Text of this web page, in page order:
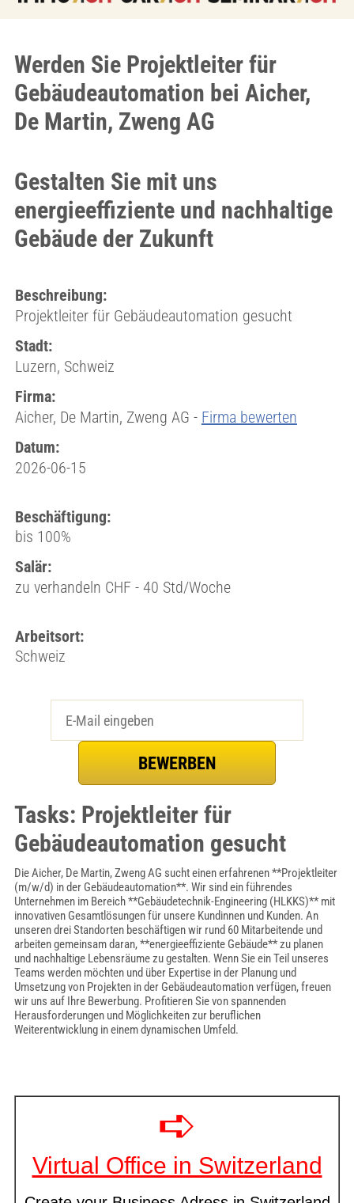
Werden Sie Projektleiter für
Gebäudeautomation bei Aicher,
De Martin, Zweng AG
Gestalten Sie mit uns
energieeffiziente und nachhaltige
Gebäude der Zukunft
Beschreibung:
Projektleiter für Gebäudeautomation gesucht
Stadt:
Luzern, Schweiz
Firma:
Aicher, De Martin, Zweng AG - Firma bewerten
Datum:
2026-06-15
Beschäftigung:
bis 100%
Salär:
zu verhandeln CHF - 40 Std/Woche
Arbeitsort:
Schweiz
Tasks: Projektleiter für
Gebäudeautomation gesucht
Die Aicher, De Martin, Zweng AG sucht einen erfahrenen **Projektleiter
(m/w/d) in der Gebäudeautomation**. Wir sind ein führendes
Unternehmen im Bereich **Gebäudetechnik-Engineering (HLKKS)** mit
innovativen Gesamtlösungen für unsere Kundinnen und Kunden. An
unseren drei Standorten beschäftigen wir rund 60 Mitarbeitende und
arbeiten gemeinsam daran, **energieeffiziente Gebäude** zu planen
und nachhaltige Lebensräume zu gestalten. Wenn Sie ein Teil unseres
Teams werden möchten und über Expertise in der Planung und
Umsetzung von Projekten in der Gebäudeautomation verfügen, freuen
wir uns auf Ihre Bewerbung. Profitieren Sie von spannenden
Herausforderungen und Möglichkeiten zur beruflichen
Weiterentwicklung in einem dynamischen Umfeld.